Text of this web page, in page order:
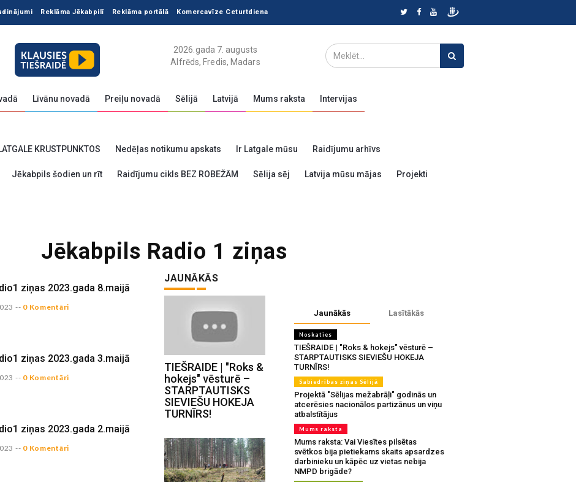
Reklāma Jēkabpilī Reklāma portālā Komercavīze Ceturtdiena
2026.gada 7. augusts
Alfrēds, Fredis, Madars
Līvānu novadā Preiļu novadā Sēlijā Latvijā Mums raksta Intervijas
KRUSTPUNKTOS Nedēļas notikumu apskats Ir Latgale mūsu Raidījumu arhīvs
Jēkabpils šodien un rīt Raidījumu cikls BEZ ROBEŽĀM Sēlija sēj Latvija mūsu mājas Projekti
Jēkabpils Radio 1 ziņas
ziņas 2023.gada 8.maijā
-- 0 Komentāri
ziņas 2023.gada 3.maijā
-- 0 Komentāri
ziņas 2023.gada 2.maijā
-- 0 Komentāri
JAUNĀKĀS
TIEŠRAIDE | "Roks &
hokejs" vēsturē –
STARPTAUTISKS
SIEVIEŠU HOKEJA
TURNĪRS!
Jaunākās Lasītākās
Noskaties
TIEŠRAIDE | "Roks & hokejs" vēsturē –
STARPTAUTISKS SIEVIEŠU HOKEJA
TURNĪRS!
Sabiedrības ziņas Sēlijā
Projektā "Sēlijas mežabrāļi" godinās un
atcerēsies nacionālos partizānus un viņu
atbalstītājus
Mums raksta
Mums raksta: Vai Viesītes pilsētas
svētkos bija pietiekams skaits apsardzes
darbinieku un kāpēc uz vietas nebija
NMPD brigāde?